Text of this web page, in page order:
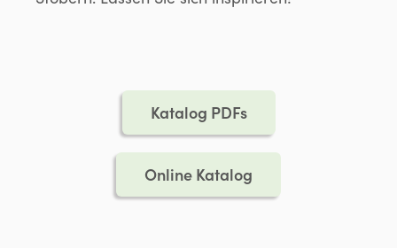
Katalog PDFs
Online Katalog